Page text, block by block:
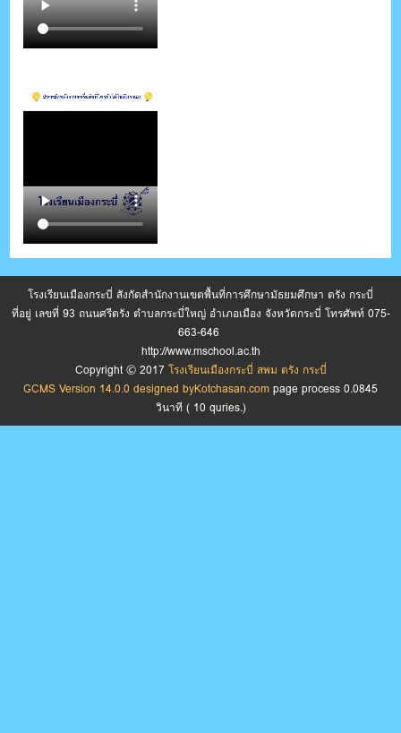
โรงเรียนเมืองกระบี่ สังกัดสำนักงานเขตพื้นที่การศึกษามัธยมศึกษา ตรัง กระบี่
ที่อยู่ เลขที่ 93 ถนนศรีตรัง ตำบลกระบี่ใหญ่ อำเภอเมือง จังหวัดกระบี่ โทรศัพท์ 075-
663-646
http://www.mschool.ac.th
Copyright © 2017 โรงเรียนเมืองกระบี่ สพม ตรัง กระบี่
GCMS Version 14.0.0 designed byKotchasan.com page process 0.0845
วินาที ( 10 quries.)